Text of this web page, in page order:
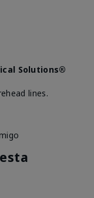
Solutions®
lines.